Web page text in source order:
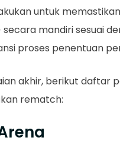
untuk
secara mandiri sesuai
proses penentuan
akhir, berikut daftar
rematch: